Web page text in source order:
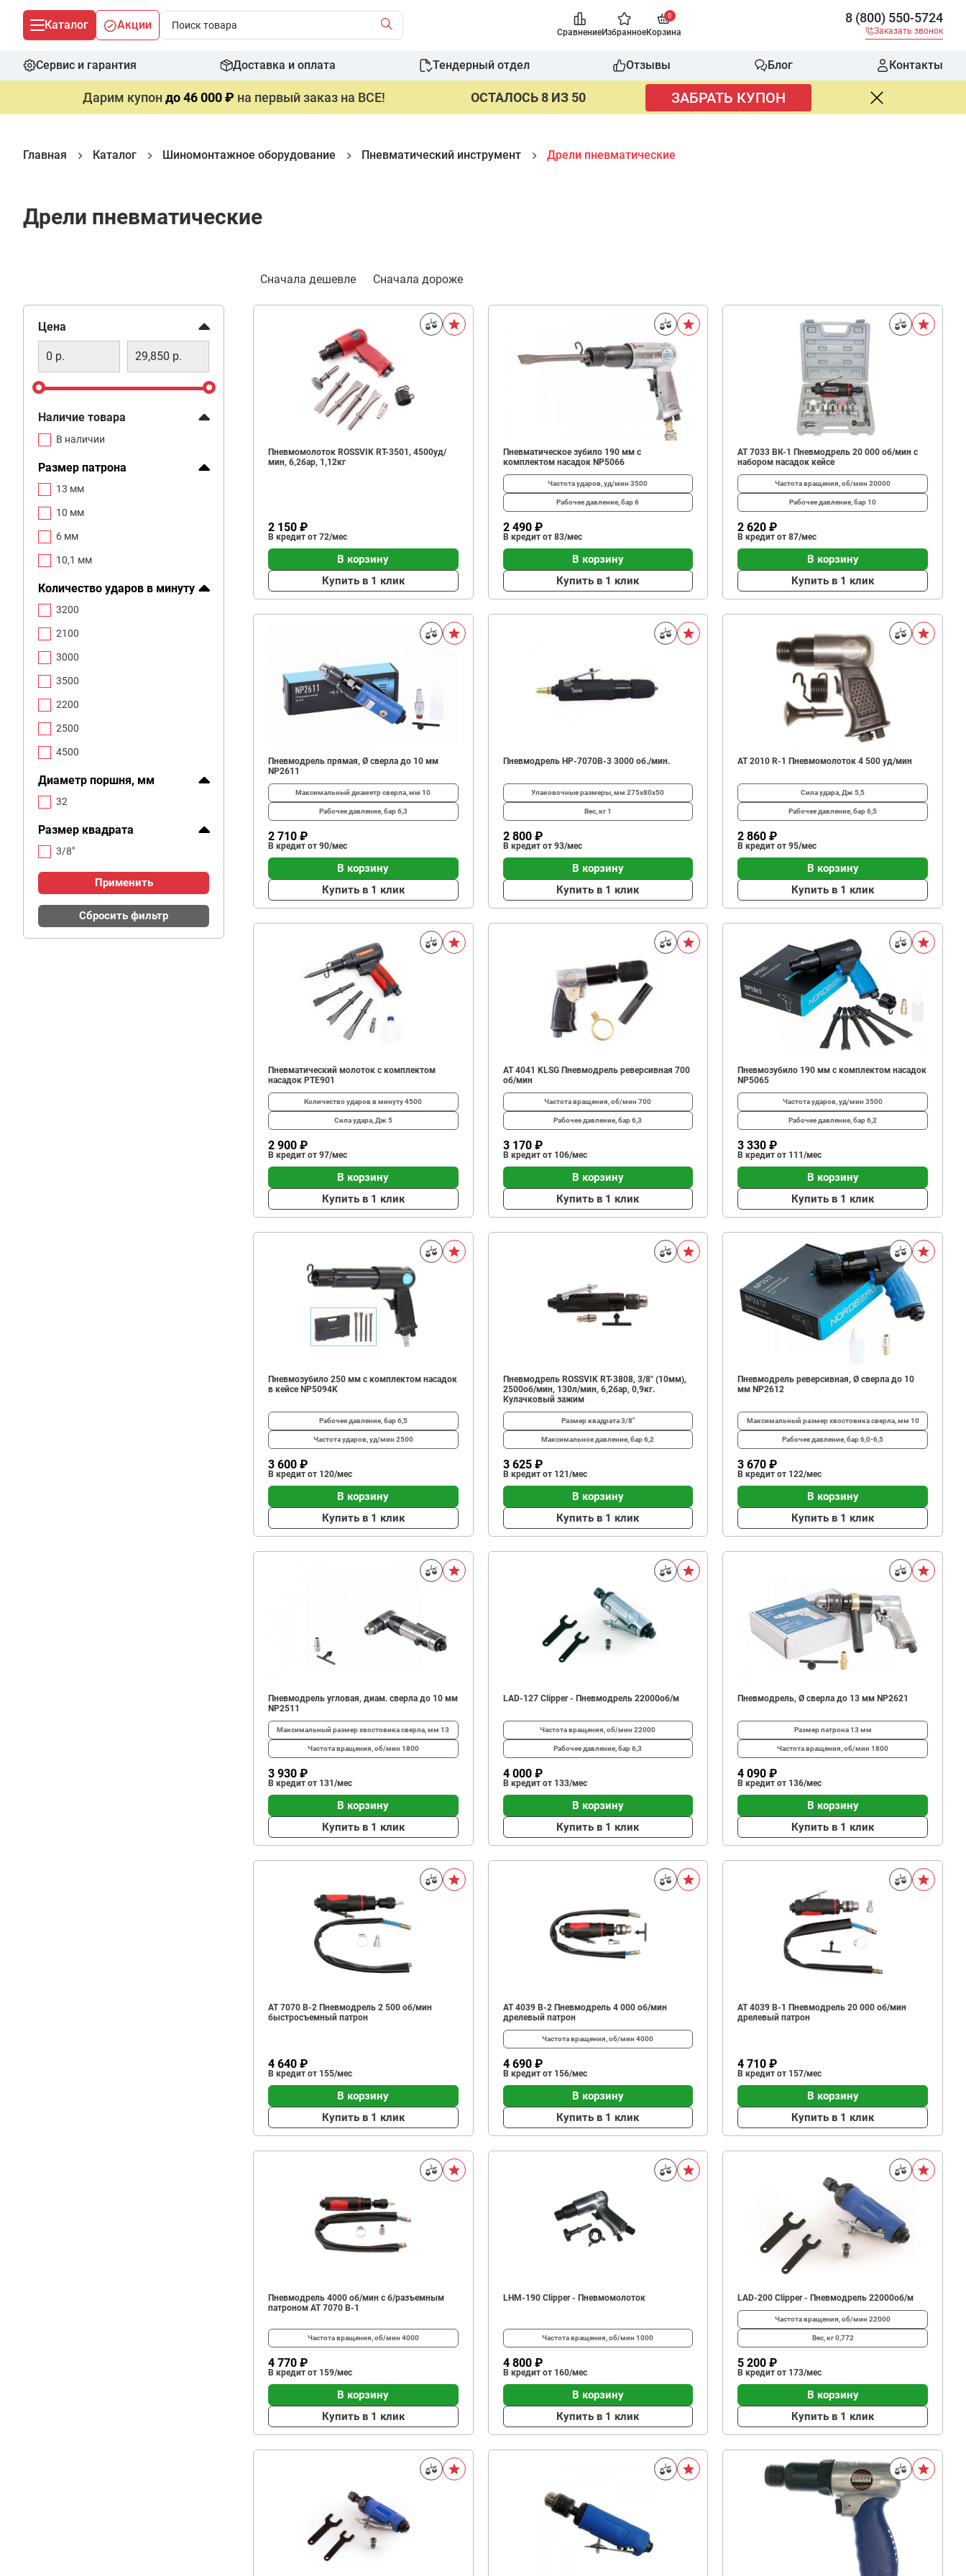
Каталог Акции
СравнениеИзбранное
0
Корзина
8 (800) 550-5724
Заказать звонок
Сервис и гарантия Доставка и оплата Тендерный отдел Отзывы Блог Контакты
Дарим купондо 46 000 ₽ на первый заказ на ВСЕ! ОСТАЛОСЬ 8 ИЗ 50 ЗАБРАТЬ КУПОН
Главная Каталог Шиномонтажное оборудование Пневматический инструмент Дрели пневматические
Дрели пневматические
Фильтр
Цена
Наличие товара
В наличии
Размер патрона
13 мм
10 мм
6 мм
10,1 мм
Количество ударов в минуту
3200
2100
3000
3500
2200
2500
4500
Диаметр поршня, мм
32
Размер квадрата
3/8"
Применить
Сбросить фильтр
Сначала дешевле Сначала дороже
Фильтр
Пневмомолоток ROSSVIK RT-3501, 4500уд/
мин, 6,2бар, 1,12кг
2 150 ₽
В кредит от 72/мес
В корзину
Купить в 1 клик
Пневматическое зубило 190 мм с
комплектом насадок NP5066
Частота ударов, уд/мин3500
Рабочее давление, бар6
2 490 ₽
В кредит от 83/мес
В корзину
Купить в 1 клик
АТ 7033 ВК-1 Пневмодрель 20 000 об/мин с
набором насадок кейсе
Частота вращения, об/мин20000
Рабочее давление, бар10
2 620 ₽
В кредит от 87/мес
В корзину
Купить в 1 клик
Пневмодрель прямая, Ø сверла до 10 мм
NP2611
Максимальный диаметр сверла, мм10
Рабочее давление, бар6,3
2 710 ₽
В кредит от 90/мес
В корзину
Купить в 1 клик
Пневмодрель HP-7070B-3 3000 об./мин.
Упаковочные размеры, мм275х80х50
Вес, кг1
2 800 ₽
В кредит от 93/мес
В корзину
Купить в 1 клик
АТ 2010 R-1 Пневмомолоток 4 500 уд/мин
Сила удара, Дж5,5
Рабочее давление, бар6,5
2 860 ₽
В кредит от 95/мес
В корзину
Купить в 1 клик
Пневматический молоток с комплектом
насадок PTE901
Количество ударов в минуту4500
Сила удара, Дж 5
2 900 ₽
В кредит от 97/мес
В корзину
Купить в 1 клик
АТ 4041 KLSG Пневмодрель реверсивная 700
об/мин
Частота вращения, об/мин700
Рабочее давление, бар6,3
3 170 ₽
В кредит от 106/мес
В корзину
Купить в 1 клик
Пневмозубило 190 мм с комплектом насадок
NP5065
Частота ударов, уд/мин3500
Рабочее давление, бар6,2
3 330 ₽
В кредит от 111/мес
В корзину
Купить в 1 клик
Пневмозубило 250 мм с комплектом насадок
в кейсе NP5094K
Рабочее давление, бар6,5
Частота ударов, уд/мин 2500
3 600 ₽
В кредит от 120/мес
В корзину
Купить в 1 клик
Пневмодрель ROSSVIK RT-3808, 3/8" (10мм),
2500об/мин, 130л/мин, 6,2бар, 0,9кг.
Кулачковый зажим
Размер квадрата3/8"
Максимальное давление, бар6,2
3 625 ₽
В кредит от 121/мес
В корзину
Купить в 1 клик
Пневмодрель реверсивная, Ø сверла до 10
мм NP2612
Максимальный размер хвостовика сверла, мм 10
Рабочее давление, бар6,0-6,5
3 670 ₽
В кредит от 122/мес
В корзину
Купить в 1 клик
Пневмодрель угловая, диам. сверла до 10 мм
NP2511
Максимальный размер хвостовика сверла, мм13
Частота вращения, об/мин 1800
3 930 ₽
В кредит от 131/мес
В корзину
Купить в 1 клик
LAD-127 Clipper - Пневмодрель 22000об/м
Частота вращения, об/мин22000
Рабочее давление, бар6,3
4 000 ₽
В кредит от 133/мес
В корзину
Купить в 1 клик
Пневмодрель, Ø сверла до 13 мм NP2621
Размер патрона13 мм
Частота вращения, об/мин1800
4 090 ₽
В кредит от 136/мес
В корзину
Купить в 1 клик
АТ 7070 В-2 Пневмодрель 2 500 об/мин
быстросъемный патрон
4 640 ₽
В кредит от 155/мес
В корзину
Купить в 1 клик
АТ 4039 В-2 Пневмодрель 4 000 об/мин
дрелевый патрон
Частота вращения, об/мин4000
4 690 ₽
В кредит от 156/мес
В корзину
Купить в 1 клик
АТ 4039 В-1 Пневмодрель 20 000 об/мин
дрелевый патрон
4 710 ₽
В кредит от 157/мес
В корзину
Купить в 1 клик
Пневмодрель 4000 об/мин с б/разъемным
патроном АТ 7070 В-1
Частота вращения, об/мин 4000
4 770 ₽
В кредит от 159/мес
В корзину
Купить в 1 клик
LHM-190 Clipper - Пневмомолоток
Частота вращения, об/мин1000
4 800 ₽
В кредит от 160/мес
В корзину
Купить в 1 клик
LAD-200 Clipper - Пневмодрель 22000об/м
Частота вращения, об/мин22000
Вес, кг0,772
5 200 ₽
В кредит от 173/мес
В корзину
Купить в 1 клик